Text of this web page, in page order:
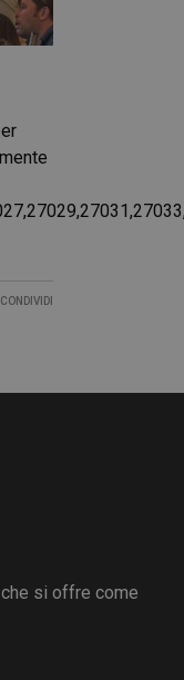
CONDIVIDI
si offre come